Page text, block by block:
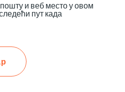
и веб место у овом
пут када